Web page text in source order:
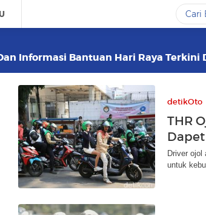
Informasi Bantuan Hari Raya Terkini
detikOto
THR
Driver ojol
untuk